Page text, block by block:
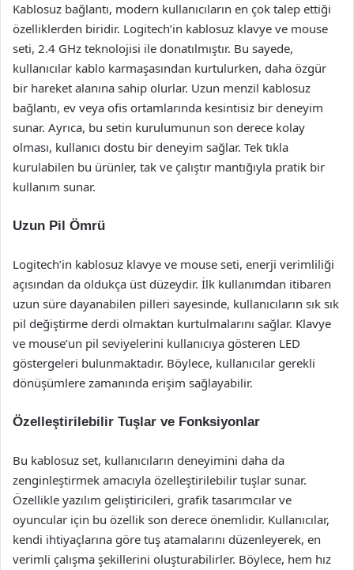
Kablosuz bağlantı, modern kullanıcıların en çok talep ettiği
özelliklerden biridir. Logitech’in kablosuz klavye ve mouse
seti, 2.4 GHz teknolojisi ile donatılmıştır. Bu sayede,
kullanıcılar kablo karmaşasından kurtulurken, daha özgür
bir hareket alanına sahip olurlar. Uzun menzil kablosuz
bağlantı, ev veya ofis ortamlarında kesintisiz bir deneyim
sunar. Ayrıca, bu setin kurulumunun son derece kolay
olması, kullanıcı dostu bir deneyim sağlar. Tek tıkla
kurulabilen bu ürünler, tak ve çalıştır mantığıyla pratik bir
kullanım sunar.
Uzun Pil Ömrü
Logitech’in kablosuz klavye ve mouse seti, enerji verimliliği
açısından da oldukça üst düzeydir. İlk kullanımdan itibaren
uzun süre dayanabilen pilleri sayesinde, kullanıcıların sık sık
pil değiştirme derdi olmaktan kurtulmalarını sağlar. Klavye
ve mouse’un pil seviyelerini kullanıcıya gösteren LED
göstergeleri bulunmaktadır. Böylece, kullanıcılar gerekli
dönüşümlere zamanında erişim sağlayabilir.
Özelleştirilebilir Tuşlar ve Fonksiyonlar
Bu kablosuz set, kullanıcıların deneyimini daha da
zenginleştirmek amacıyla özelleştirilebilir tuşlar sunar.
Özellikle yazılım geliştiricileri, grafik tasarımcılar ve
oyuncular için bu özellik son derece önemlidir. Kullanıcılar,
kendi ihtiyaçlarına göre tuş atamalarını düzenleyerek, en
verimli çalışma şekillerini oluşturabilirler. Böylece, hem hız